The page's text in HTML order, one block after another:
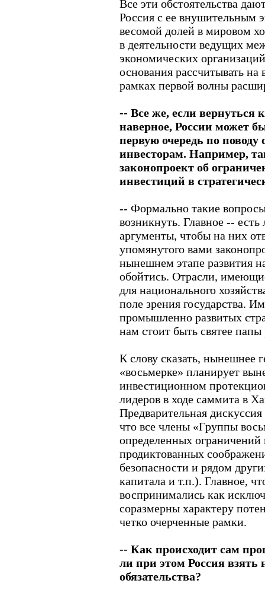
Все эти обстоятельства
Россия с ее внушительным
весомой долей в мировом
в деятельности ведущих
экономических
основания рассчитывать
рамках первой волны
-- Все же, если вернуться
наверное, России может
первую очередь по
инвесторам. Например,
законопроект об
инвестиций в
-- Формально такие
возникнуть. Главное --
аргументы, чтобы на них
упомянутого вами
нынешнем этапе развития
обойтись. Отрасли,
для национального
поле зрения государства.
промышленно развитых
нам стоит быть святее папы
К слову сказать, нынешнее
«восьмерке» планирует
инвестиционном
лидеров в ходе саммита в
Предварительная
что все члены «Группы
определенных
продиктованных
безопасности и рядом
капитала и т.п.). Главное,
воспринимались как
соразмерны характеру
четко очерченные рамки.
-- Как происходит сам
ли при этом Россия взять
обязательства?